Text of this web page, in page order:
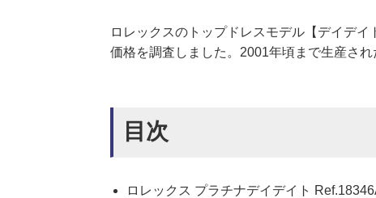
ロレックスのトップドレスモデル【デイデ
価格を調査しました。2001年頃まで生産され
目次
ロレックス プラチナデイデイト